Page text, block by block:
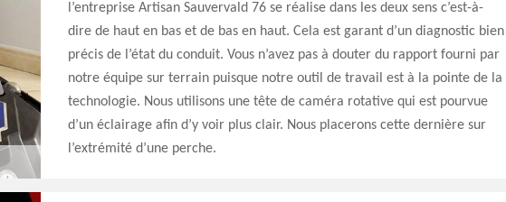
l’entreprise Artisan Sauvervald 76 se réalise dans les deux sens c’est-à-
dire de haut en bas et de bas en haut. Cela est garant d’un diagnostic bien
précis de l’état du conduit. Vous n’avez pas à douter du rapport fourni par
notre équipe sur terrain puisque notre outil de travail est à la pointe de la
technologie. Nous utilisons une tête de caméra rotative qui est pourvue
d’un éclairage afin d’y voir plus clair. Nous placerons cette dernière sur
l’extrémité d’une perche.